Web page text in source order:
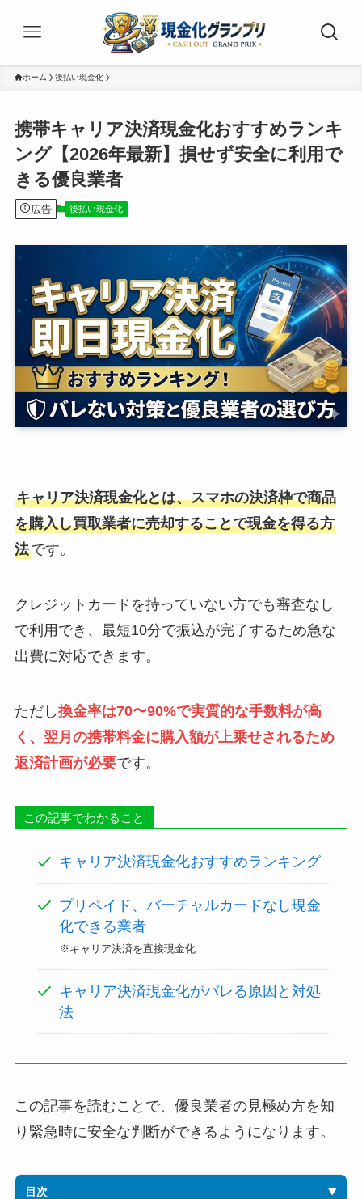
ホーム 後払い現金化
携帯キャリア決済現金化おすすめランキ
ング【2026年最新】損せず安全に利用で
きる優良業者
広告 後払い現金化
キャリア決済現金化とは、スマホの決済枠で商品
を購入し買取業者に売却することで現金を得る方
法です。
クレジットカードを持っていない方でも審査なし
で利用でき、最短10分で振込が完了するため急な
出費に対応できます。
ただし換金率は70〜90%で実質的な手数料が高
く、翌月の携帯料金に購入額が上乗せされるため
返済計画が必要です。
この記事でわかること
キャリア決済現金化おすすめランキング
プリペイド、バーチャルカードなし現金
化できる業者
※キャリア決済を直接現金化
キャリア決済現金化がバレる原因と対処
法
この記事を読むことで、優良業者の見極め方を知
り緊急時に安全な判断ができるようになります。
目次